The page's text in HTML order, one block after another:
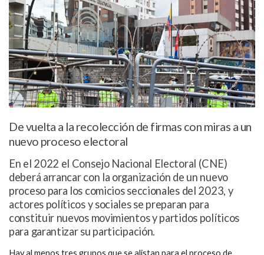
De vuelta a la recolección de firmas con miras a un
nuevo proceso electoral
En el 2022 el Consejo Nacional Electoral (CNE)
deberá arrancar con la organización de un nuevo
proceso para los comicios seccionales del 2023, y
actores políticos y sociales se preparan para
constituir nuevos movimientos y partidos políticos
para garantizar su participación.